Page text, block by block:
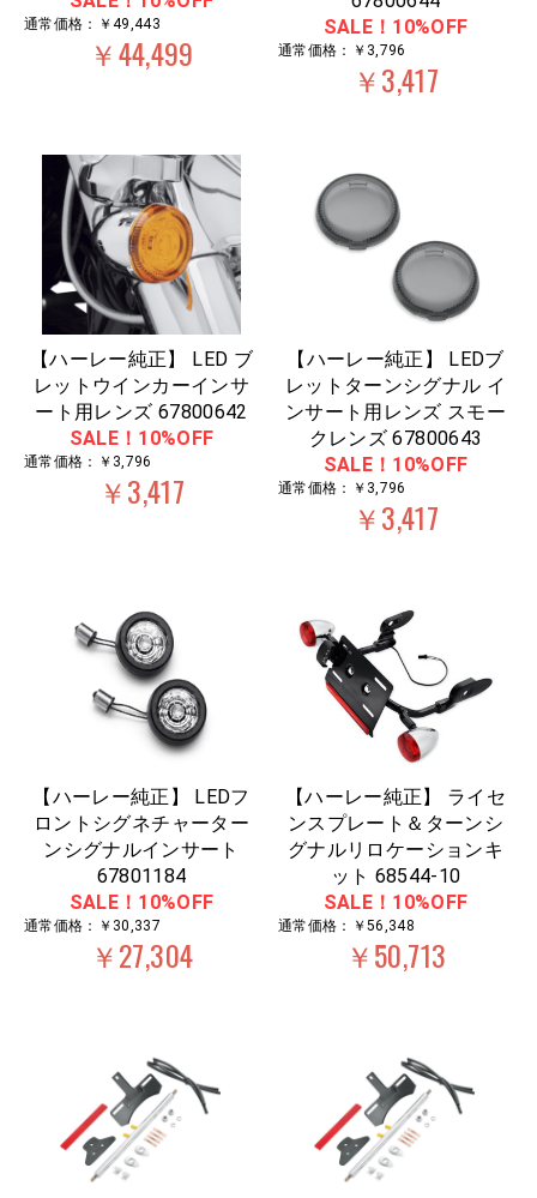
通常価格：￥49,443
￥44,499
SALE！10%OFF
通常価格：￥3,796
￥3,417
【ハーレー純正】 LED ブ
レットウインカーインサ
ート用レンズ 67800642
SALE！10%OFF
通常価格：￥3,796
￥3,417
【ハーレー純正】 LEDブ
レットターンシグナル イ
ンサート用レンズ スモー
クレンズ 67800643
SALE！10%OFF
通常価格：￥3,796
￥3,417
【ハーレー純正】 LEDフ
ロントシグネチャーター
ンシグナルインサート
67801184
SALE！10%OFF
通常価格：￥30,337
￥27,304
【ハーレー純正】 ライセ
ンスプレート＆ターンシ
グナルリロケーションキ
ット 68544-10
SALE！10%OFF
通常価格：￥56,348
￥50,713